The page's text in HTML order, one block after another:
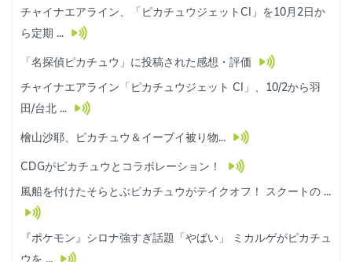
チャイナエアライン、「ピカチュウジェットCI」を10月2日か
ら定期 ...
「名探偵ピカチュウ」に投稿された感想・評価
チャイナエアライン「ピカチュウジェット CI」、10/2から羽
田/台北 ...
檜山沙耶、ピカチュウ＆イーブイ被り物...
CDGがピカチュウとコラボレーション！
風船を付けたそらとぶピカチュウがテイクオフ！ スクートの ...
『ポケモン』シロナ強すぎ話題「やばい」 ミカルゲがピカチュ
ウを ...